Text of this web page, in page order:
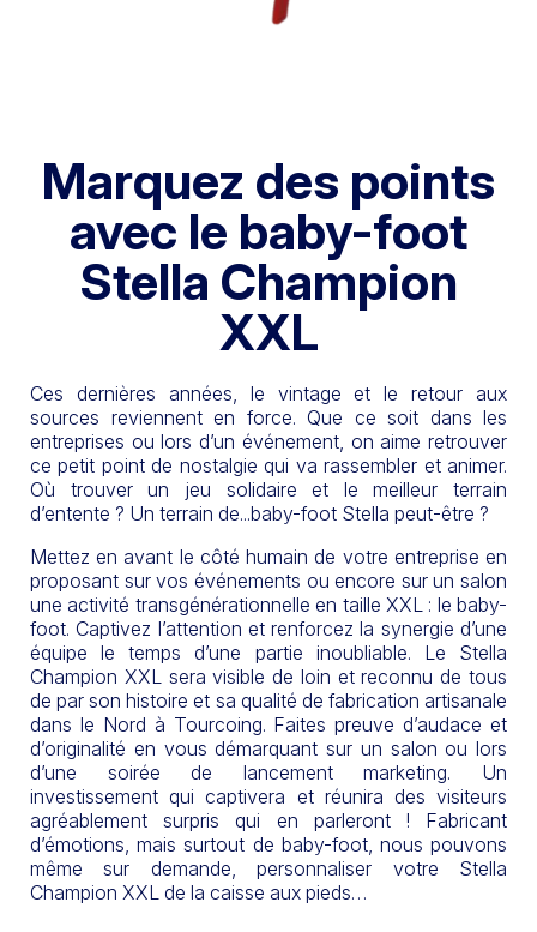
Marquez des points
avec le baby-foot
Stella Champion
XXL
Ces dernières années, le vintage et le retour aux
sources reviennent en force. Que ce soit dans les
entreprises ou lors d’un événement, on aime retrouver
ce petit point de nostalgie qui va rassembler et animer.
Où trouver un jeu solidaire et le meilleur terrain
d’entente ? Un terrain de...baby-foot Stella peut-être ?
Mettez en avant le côté humain de votre entreprise en
proposant sur vos événements ou encore sur un salon
une activité transgénérationnelle en taille XXL : le baby-
foot. Captivez l’attention et renforcez la synergie d’une
équipe le temps d’une partie inoubliable. Le Stella
Champion XXL sera visible de loin et reconnu de tous
de par son histoire et sa qualité de fabrication artisanale
dans le Nord à Tourcoing. Faites preuve d’audace et
d’originalité en vous démarquant sur un salon ou lors
d’une soirée de lancement marketing. Un
investissement qui captivera et réunira des visiteurs
agréablement surpris qui en parleront ! Fabricant
d’émotions, mais surtout de baby-foot, nous pouvons
même sur demande, personnaliser votre Stella
Champion XXL de la caisse aux pieds…